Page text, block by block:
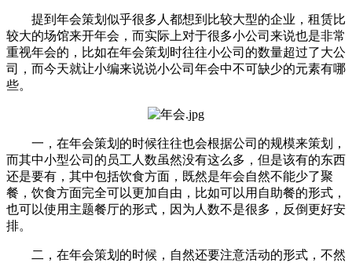
提到年会策划似乎很多人都想到比较大型的企业，租赁比
较大的场馆来开年会，而实际上对于很多小公司来说也是非常
重视年会的，比如在年会策划时往往小公司的数量超过了大公
司，而今天就让小编来说说小公司年会中不可缺少的元素有哪
些。
一，在年会策划的时候往往也会根据公司的规模来策划，
而其中小型公司的员工人数虽然没有这么多，但是该有的东西
还是要有，其中包括饮食方面，既然是年会自然不能少了聚
餐，饮食方面完全可以更加自由，比如可以用自助餐的形式，
也可以使用主题餐厅的形式，因为人数不是很多，反倒更好安
排。
二，在年会策划的时候，自然还要注意活动的形式，不然